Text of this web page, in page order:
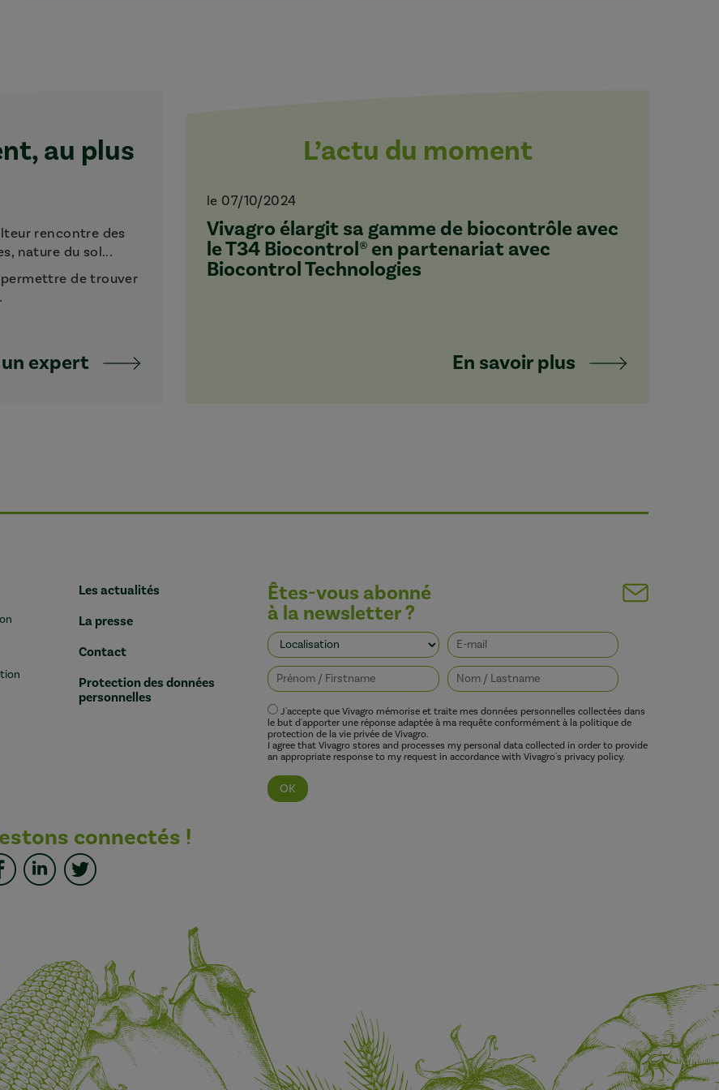
au plus
rencontre des
nature du sol...
de trouver
expert
L’actu du moment
le 07/10/2024
Vivagro élargit sa gamme de biocontrôle avec
le T34 Biocontrol® en partenariat avec
Biocontrol Technologies
En savoir plus
Les actualités
La presse
Contact
Protection des données
personnelles
connectés !
Êtes-vous abonné
à la newsletter ?
J'accepte que Vivagro mémorise et traite mes données personnelles collectées dans
le but d'apporter une réponse adaptée à ma requête conformément à la politique de
protection de la vie privée de Vivagro.
I agree that Vivagro stores and processes my personal data collected in order to provide
an appropriate response to my request in accordance with Vivagro's privacy policy.